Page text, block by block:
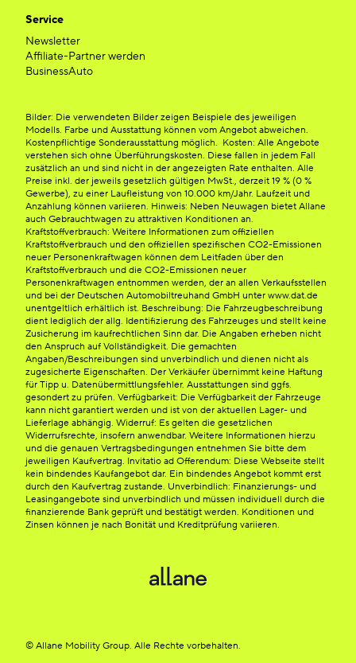
Service
Newsletter
Affiliate-Partner werden
BusinessAuto
Bilder: Die verwendeten Bilder zeigen Beispiele des jeweiligen
Modells. Farbe und Ausstattung können vom Angebot abweichen.
Kostenpflichtige Sonderausstattung möglich. Kosten: Alle Angebote
verstehen sich ohne Überführungskosten. Diese fallen in jedem Fall
zusätzlich an und sind nicht in der angezeigten Rate enthalten. Alle
Preise inkl. der jeweils gesetzlich gültigen MwSt., derzeit 19 % (0 %
Gewerbe), zu einer Laufleistung von 10.000 km/Jahr. Laufzeit und
Anzahlung können variieren. Hinweis: Neben Neuwagen bietet Allane
auch Gebrauchtwagen zu attraktiven Konditionen an.
Kraftstoffverbrauch: Weitere Informationen zum offiziellen
Kraftstoffverbrauch und den offiziellen spezifischen CO2-Emissionen
neuer Personenkraftwagen können dem Leitfaden über den
Kraftstoffverbrauch und die CO2-Emissionen neuer
Personenkraftwagen entnommen werden, der an allen Verkaufsstellen
und bei der Deutschen Automobiltreuhand GmbH unter www.dat.de
unentgeltlich erhältlich ist. Beschreibung: Die Fahrzeugbeschreibung
dient lediglich der allg. Identifizierung des Fahrzeuges und stellt keine
Zusicherung im kaufrechtlichen Sinn dar. Die Angaben erheben nicht
den Anspruch auf Vollständigkeit. Die gemachten
Angaben/Beschreibungen sind unverbindlich und dienen nicht als
zugesicherte Eigenschaften. Der Verkäufer übernimmt keine Haftung
für Tipp u. Datenübermittlungsfehler. Ausstattungen sind ggfs.
gesondert zu prüfen. Verfügbarkeit: Die Verfügbarkeit der Fahrzeuge
kann nicht garantiert werden und ist von der aktuellen Lager- und
Lieferlage abhängig. Widerruf: Es gelten die gesetzlichen
Widerrufsrechte, insofern anwendbar. Weitere Informationen hierzu
und die genauen Vertragsbedingungen entnehmen Sie bitte dem
jeweiligen Kaufvertrag. Invitatio ad Offerendum: Diese Webseite stellt
kein bindendes Kaufangebot dar. Ein bindendes Angebot kommt erst
durch den Kaufvertrag zustande. Unverbindlich: Finanzierungs- und
Leasingangebote sind unverbindlich und müssen individuell durch die
finanzierende Bank geprüft und bestätigt werden. Konditionen und
Zinsen können je nach Bonität und Kreditprüfung variieren.
© Allane Mobility Group. Alle Rechte vorbehalten.